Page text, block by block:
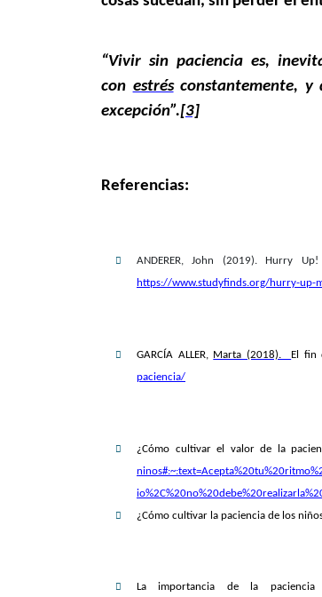
“Vivir sin paciencia es,
con estrésconstantemente, y
excepción”.[3]
Referencias:
ANDERER, John (2019). Hurry
https://www.studyfinds.org/hurry-up-
GARCÍA ALLER, Marta (2018). El fin
paciencia/
¿Cómo cultivar el valor de la
¿Cómo cultivar la paciencia de los
La importancia de la